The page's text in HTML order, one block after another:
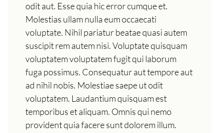
odit aut. Esse quia hic error cumque et.
Molestias ullam nulla eum occaecati
voluptate. Nihil pariatur beatae quasi autem
suscipit rem autem nisi. Voluptate quisquam
voluptatem voluptatem fugit qui laborum
fuga possimus. Consequatur aut tempore aut
ad nihil nobis. Molestiae saepe ut odit
voluptatem. Laudantium quisquam est
temporibus et aliquam. Omnis qui nemo
provident quia facere sunt dolorem illum.